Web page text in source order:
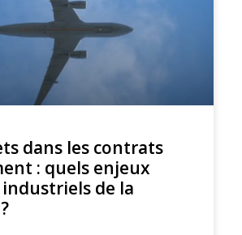
dans les contrats
: quels enjeux
de la